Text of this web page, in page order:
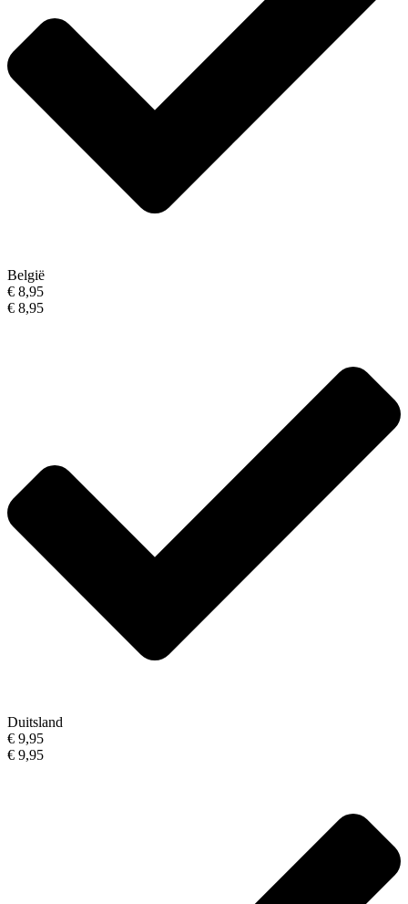
België
€ 8,95
€ 8,95
Duitsland
€ 9,95
€ 9,95